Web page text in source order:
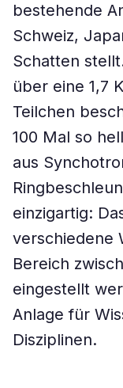
bestehende
Schweiz,
Schatten
über eine 1,7
Teilchen
100 Mal so
aus
einzigartig:
verschiedene
Bereich
eingestellt
Anlage für
Disziplinen.